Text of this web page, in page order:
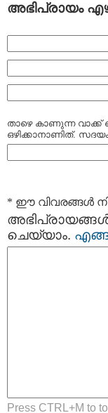
അഭിപ്രായം
താഴെ കാണുന്ന വാക്ക്
ഒഴിക്കാനാണിത്.
* ഈ വിവരങ്ങള്‍
ചെയ്യാം.
Press CTRL+M to